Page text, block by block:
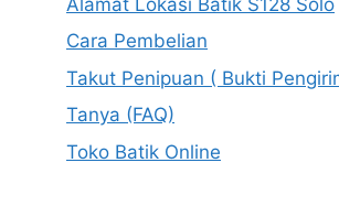
Cara Pembelian
Takut Penipuan ( Bukti
Tanya (FAQ)
Toko Batik Online